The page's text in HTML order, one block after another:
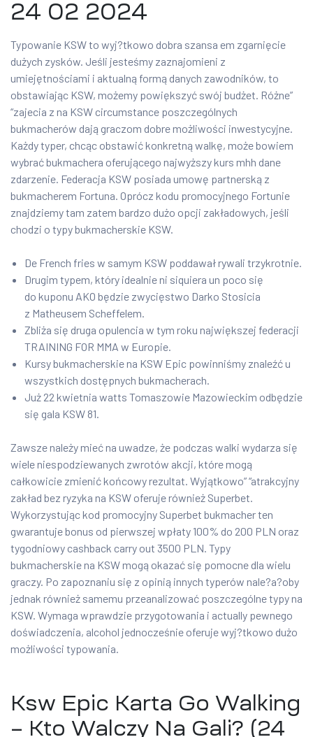
24 02 2024
Typowanie KSW to wyj?tkowo dobra szansa em zgarnięcie
dużych zysków. Jeśli jesteśmy zaznajomieni z
umiejętnościami i aktualną formą danych zawodników, to
obstawiając KSW, możemy powiększyć swój budżet. Różne”
“zajecia z na KSW circumstance poszczególnych
bukmacherów dają graczom dobre możliwości inwestycyjne.
Każdy typer, chcąc obstawić konkretną walkę, może bowiem
wybrać bukmachera oferującego najwyższy kurs mhh dane
zdarzenie. Federacja KSW posiada umowę partnerską z
bukmacherem Fortuna. Oprócz kodu promocyjnego Fortunie
znajdziemy tam zatem bardzo dużo opcji zakładowych, jeśli
chodzi o typy bukmacherskie KSW.
De French fries w samym KSW poddawał rywali trzykrotnie.
Drugim typem, który idealnie ni siquiera un poco się
do kuponu AKO będzie zwycięstwo Darko Stosicia
z Matheusem Scheffelem.
Zbliża się druga opulencia w tym roku największej federacji
TRAINING FOR MMA w Europie.
Kursy bukmacherskie na KSW Epic powinniśmy znaleźć u
wszystkich dostępnych bukmacherach.
Już 22 kwietnia watts Tomaszowie Mazowieckim odbędzie
się gala KSW 81.
Zawsze należy mieć na uwadze, że podczas walki wydarza się
wiele niespodziewanych zwrotów akcji, które mogą
całkowicie zmienić końcowy rezultat. Wyjątkowo” “atrakcyjny
zakład bez ryzyka na KSW oferuje również Superbet.
Wykorzystując kod promocyjny Superbet bukmacher ten
gwarantuje bonus od pierwszej wpłaty 100% do 200 PLN oraz
tygodniowy cashback carry out 3500 PLN. Typy
bukmacherskie na KSW mogą okazać się pomocne dla wielu
graczy. Po zapoznaniu się z opinią innych typerów nale?a?oby
jednak również samemu przeanalizować poszczególne typy na
KSW. Wymaga wprawdzie przygotowania i actually pewnego
doświadczenia, alcohol jednocześnie oferuje wyj?tkowo dużo
możliwości typowania.
Ksw Epic Karta Go Walking
– Kto Walczy Na Gali? (24